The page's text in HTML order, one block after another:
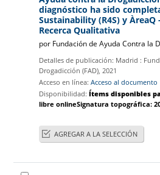
diagnóstico ha sido
Sustainability (R4S) y ÀreaQ
Recerca Qualitativa
por Fundación de Ayuda Contra la
Detalles de publicación: Madrid :
Drogadicción (FAD), 2021
Acceso en línea:Acceso al documento
Disponibilidad:Ítems disponibles
libre onlineSignatura topográfica:
AGREGAR A LA SELECCIÓN